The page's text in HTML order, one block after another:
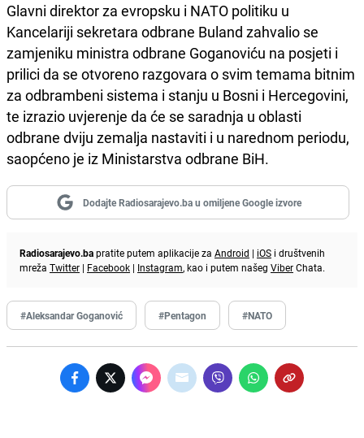
Glavni direktor za evropsku i NATO politiku u
Kancelariji sekretara odbrane Buland zahvalio se
zamjeniku ministra odbrane Goganoviću na posjeti i
prilici da se otvoreno razgovara o svim temama bitnim
za odbrambeni sistema i stanju u Bosni i Hercegovini,
te izrazio uvjerenje da će se saradnja u oblasti
odbrane dviju zemalja nastaviti i u narednom periodu,
saopćeno je iz Ministarstva odbrane BiH.
Dodajte Radiosarajevo.ba u omiljene Google izvore
Radiosarajevo.bapratite putem aplikacije za Android | iOS i društvenih
mreža Twitter | Facebook | Instagram, kao i putem našeg ViberChata.
#Aleksandar Goganović #Pentagon #NATO